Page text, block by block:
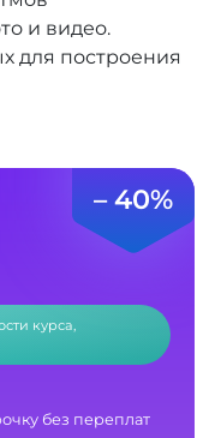
и видео.
для построения
– 40%
курса,
без переплат